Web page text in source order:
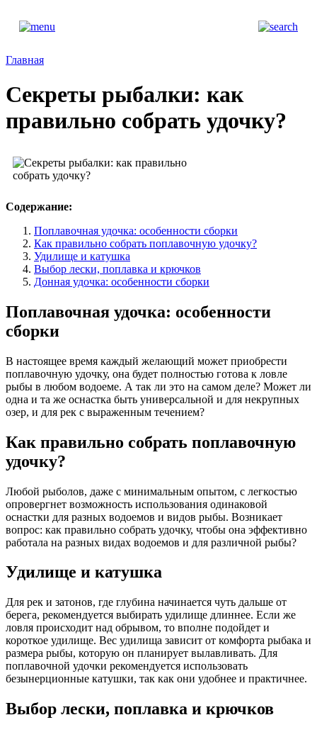
Главная
Секреты рыбалки: как
правильно собрать удочку?
Содержание:
Поплавочная удочка: особенности сборки
Как правильно собрать поплавочную удочку?
Удилище и катушка
Выбор лески, поплавка и крючков
Донная удочка: особенности сборки
Поплавочная удочка: особенности
сборки
В настоящее время каждый желающий может приобрести
поплавочную удочку, она будет полностью готова к ловле
рыбы в любом водоеме. А так ли это на самом деле? Может ли
одна и та же оснастка быть универсальной и для некрупных
озер, и для рек с выраженным течением?
Как правильно собрать поплавочную
удочку?
Любой рыболов, даже с минимальным опытом, с легкостью
опровергнет возможность использования одинаковой
оснастки для разных водоемов и видов рыбы. Возникает
вопрос: как правильно собрать удочку, чтобы она эффективно
работала на разных видах водоемов и для различной рыбы?
Удилище и катушка
Для рек и затонов, где глубина начинается чуть дальше от
берега, рекомендуется выбирать удилище длиннее. Если же
ловля происходит над обрывом, то вполне подойдет и
короткое удилище. Вес удилища зависит от комфорта рыбака и
размера рыбы, которую он планирует вылавливать. Для
поплавочной удочки рекомендуется использовать
безынерционные катушки, так как они удобнее и практичнее.
Выбор лески, поплавка и крючков